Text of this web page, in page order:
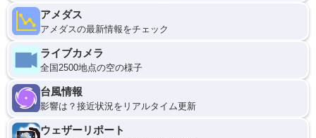
アメダス
アメダスの最新情報をチェック
ライブカメラ
全国2500地点の空の様子
台風情報
影響は？接近状況をリアルタイム更新
ウェザーリポート